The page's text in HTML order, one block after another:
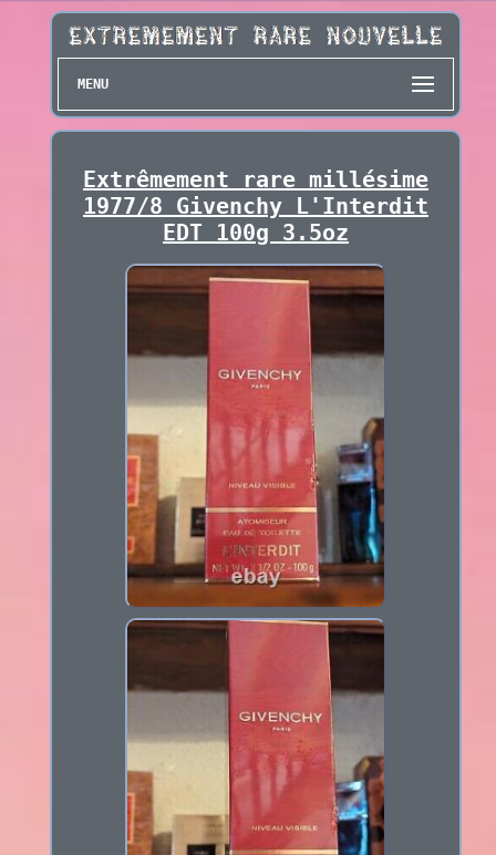
MENU
Extrêmement rare millésime
1977/8 Givenchy L'Interdit
EDT 100g 3.5oz